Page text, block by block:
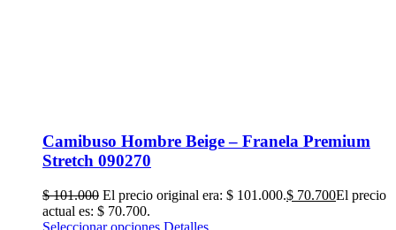
Camibuso Hombre Beige – Franela Premium
Stretch 090270
$101.000 El precio original era: $ 101.000.$ 70.700El precio
actual es: $ 70.700.
Seleccionar opciones Detalles